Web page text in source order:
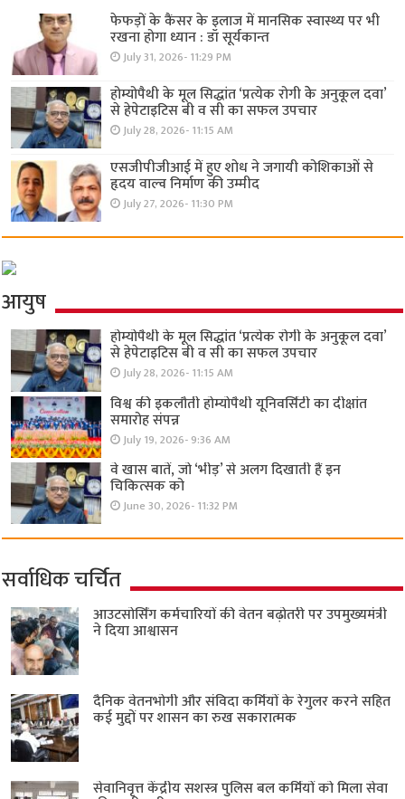
फेफड़ों के कैंसर के इलाज में मानसिक स्वास्थ्य पर भी
रखना होगा ध्यान : डॉ सूर्यकान्त
July 31, 2026- 11:29 PM
होम्योपैथी के मूल सिद्धांत ‘प्रत्येक रोगी केे अनुकूल दवा’
से हेपेटाइटिस बी व सी का सफल उपचार
July 28, 2026- 11:15 AM
एसजीपीजीआई में हुए शोध ने जगायी कोशिकाओं से
हृदय वाल्व निर्माण की उम्मीद
July 27, 2026- 11:30 PM
आयुष
होम्योपैथी के मूल सिद्धांत ‘प्रत्येक रोगी केे अनुकूल दवा’
से हेपेटाइटिस बी व सी का सफल उपचार
July 28, 2026- 11:15 AM
विश्व की इकलौती होम्योपैथी यूनिवर्सिटी का दीक्षांत
समारोह संपन्न
July 19, 2026- 9:36 AM
वे खास बातें, जो ‘भीड़’ से अलग दिखाती हैं इन
चिकित्सक को
June 30, 2026- 11:32 PM
सर्वाधिक चर्चित
आउटसोर्सिंग कर्मचारियों की वेतन बढ़ोतरी पर उपमुख्यमंत्री
ने दिया आश्वासन
दैनिक वेतनभोगी और संविदा कर्मियों के रेगुलर करने सहित
कई मुद्दों पर शासन का रुख सकारात्मक
सेवानिवृत्त केंद्रीय सशस्त्र पुलिस बल ​कर्मियों को मिला सेवा